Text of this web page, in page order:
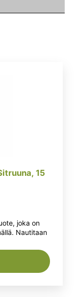
15
joka on
Nautitaan